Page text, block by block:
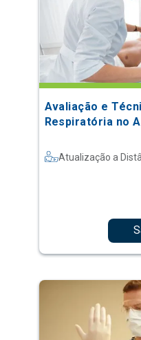
Avaliação e
Respiratória no
Atualização a